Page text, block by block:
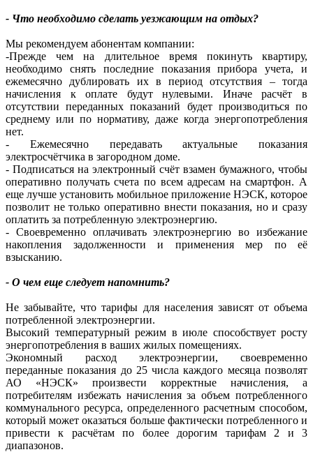
- Что необходимо сделать уезжающим на отдых?
Мы рекомендуем абонентам компании:
-Прежде чем на длительное время покинуть квартиру,
необходимо снять последние показания прибора учета, и
ежемесячно дублировать их в период отсутствия – тогда
начисления к оплате будут нулевыми. Иначе расчёт в
отсутствии переданных показаний будет производиться по
среднему или по нормативу, даже когда энергопотребления
нет.
- Ежемесячно передавать актуальные показания
электросчётчика в загородном доме.
- Подписаться на электронный счёт взамен бумажного, чтобы
оперативно получать счета по всем адресам на смартфон. А
еще лучше установить мобильное приложение НЭСК, которое
позволит не только оперативно внести показания, но и сразу
оплатить за потребленную электроэнергию.
- Своевременно оплачивать электроэнергию во избежание
накопления задолженности и применения мер по её
взысканию.
- О чем еще следует напомнить?
Не забывайте, что тарифы для населения зависят от объема
потребленной электроэнергии.
Высокий температурный режим в июле способствует росту
энергопотребления в ваших жилых помещениях.
Экономный расход электроэнергии, своевременно
переданные показания до 25 числа каждого месяца позволят
АО «НЭСК» произвести корректные начисления, а
потребителям избежать начисления за объем потребленного
коммунального ресурса, определенного расчетным способом,
который может оказаться больше фактически потребленного и
привести к расчётам по более дорогим тарифам 2 и 3
диапазонов.